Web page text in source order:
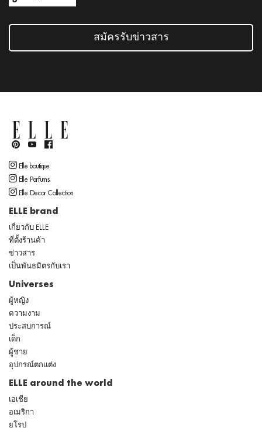
สมัครรับข่าวสาร
Elle boutique
Elle Parfums
Elle Decor Collection
ELLE brand
เกี่ยวกับ ELLE
ที่ตั้งร้านค้า
ข่าวสาร
เป็นพันธมิตรกับเรา
Universes
ผู้หญิง
ความงาม
ประสบการณ์
เด็ก
ผู้ชาย
อุปกรณ์ตกแต่ง
ELLE around the world
เอเชีย
อเมริกา
ยุโรป